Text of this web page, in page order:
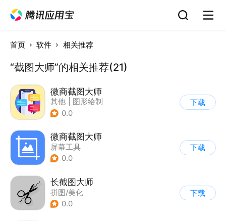
首页 软件 相关推荐
“截图大师”的相关推荐(21)
微商截图大师
其他
图形绘制
0.0
下载
微商截图大师
屏幕工具
0.0
下载
长截图大师
拼图/美化
0.0
下载